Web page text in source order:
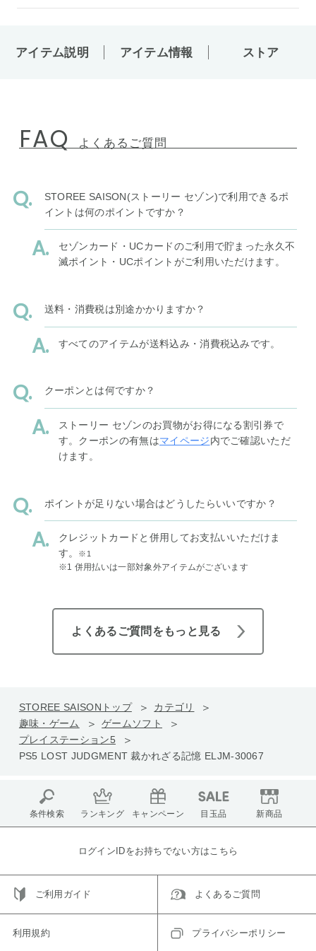
アイテム説明 アイテム情報 ストア
FAQ よくあるご質問
STOREE SAISON(ストーリー セゾン)で利用できるポ
イントは何のポイントですか？
セゾンカード・UCカードのご利用で貯まった永久不
滅ポイント・UCポイントがご利用いただけます。
送料・消費税は別途かかりますか？
すべてのアイテムが送料込み・消費税込みです。
クーポンとは何ですか？
ストーリー セゾンのお買物がお得になる割引券で
す。クーポンの有無はマイページ内でご確認いただ
けます。
ポイントが足りない場合はどうしたらいいですか？
クレジットカードと併用してお支払いいただけま
す。
※1
※1 併用払いは一部対象外アイテムがございます
よくあるご質問をもっと見る
STOREE SAISONトップ
カテゴリ
趣味・ゲーム
ゲームソフト
プレイステーション5
PS5 LOST JUDGMENT 裁かれざる記憶 ELJM-30067
条件検索 ランキング キャンペーン 目玉品 新商品
ログインIDをお持ちでない方はこちら
ご利用ガイド よくあるご質問
利用規約 プライバシーポリシー